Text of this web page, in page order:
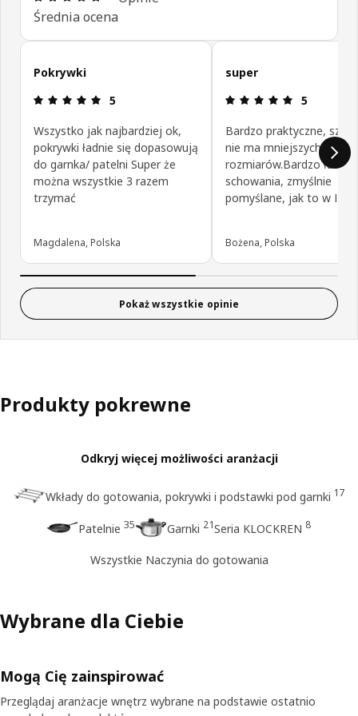
Średnia ocena
Pomiń opinie klientów
Pokrywki
Opinia: 5 na 5 gwiazdki.
5
Wszystko jak najbardziej ok,
pokrywki ładnie się dopasowują
do garnka/ patelni Super że
można wszystkie 3 razem
trzymać
Magdalena, Polska
super
Opinia: 5
5
Bardzo praktyczne,
nie ma mniejszych
rozmiarów.Bardzo łatwe
schowania, zmyślnie
pomyślane, jak to w IKEI.
Bożena, Polska
Pokaż wszystkie opinie
Produkty pokrewne
Odkryj więcej możliwości aranżacji
Wkłady do gotowania, pokrywki i podstawki pod garnki 17
Patelnie 35 Garnki 21Seria KLOCKREN 8
Wszystkie Naczynia do gotowania
Wybrane dla Ciebie
Mogą Cię zainspirować
Przeglądaj aranżacje wnętrz wybrane na podstawie ostatnio